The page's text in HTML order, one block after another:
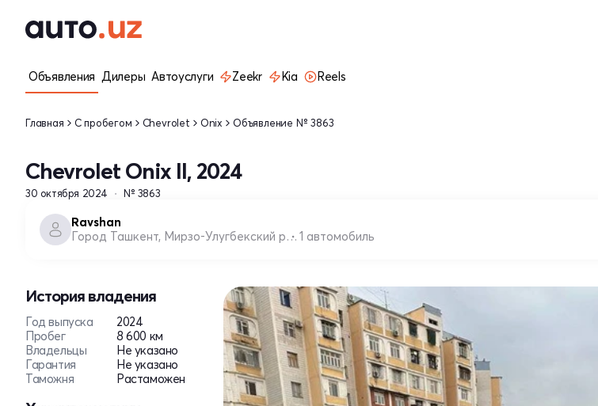
Объявления Дилеры Автоуслуги Zeekr Kia Reels
Главная С пробегом Chevrolet Onix Объявление № 3863
Chevrolet Onix II, 2024
30 октября 2024 № 3863
Ravshan
Город Ташкент, Мирзо-Улугбекский район 1 автомобиль
История владения
Год выпуска
2024
Пробег
8 600 км
Владельцы
Не указано
Гарантия
Не указано
Таможня
Растаможен